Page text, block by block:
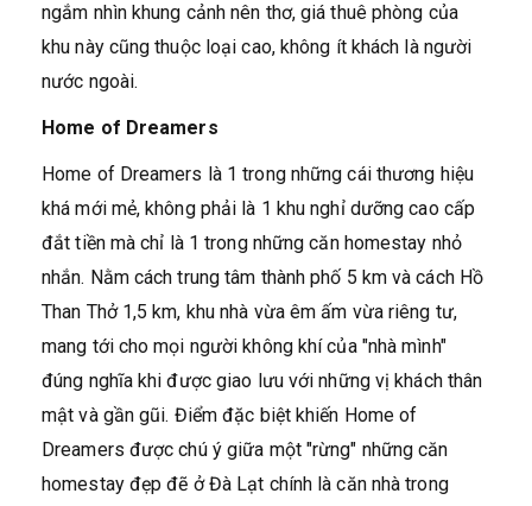
ngắm nhìn khung cảnh nên thơ, giá thuê phòng của
khu này cũng thuộc loại cao, không ít khách là người
nước ngoài.
Home of Dreamers
Home of Dreamers là 1 trong những cái thương hiệu
khá mới mẻ, không phải là 1 khu nghỉ dưỡng cao cấp
đắt tiền mà chỉ là 1 trong những căn homestay nhỏ
nhắn. Nằm cách trung tâm thành phố 5 km và cách Hồ
Than Thở 1,5 km, khu nhà vừa êm ấm vừa riêng tư,
mang tới cho mọi người không khí của "nhà mình"
đúng nghĩa khi được giao lưu với những vị khách thân
mật và gần gũi. Điểm đặc biệt khiến Home of
Dreamers được chú ý giữa một "rừng" những căn
homestay đẹp đẽ ở Đà Lạt chính là căn nhà trong